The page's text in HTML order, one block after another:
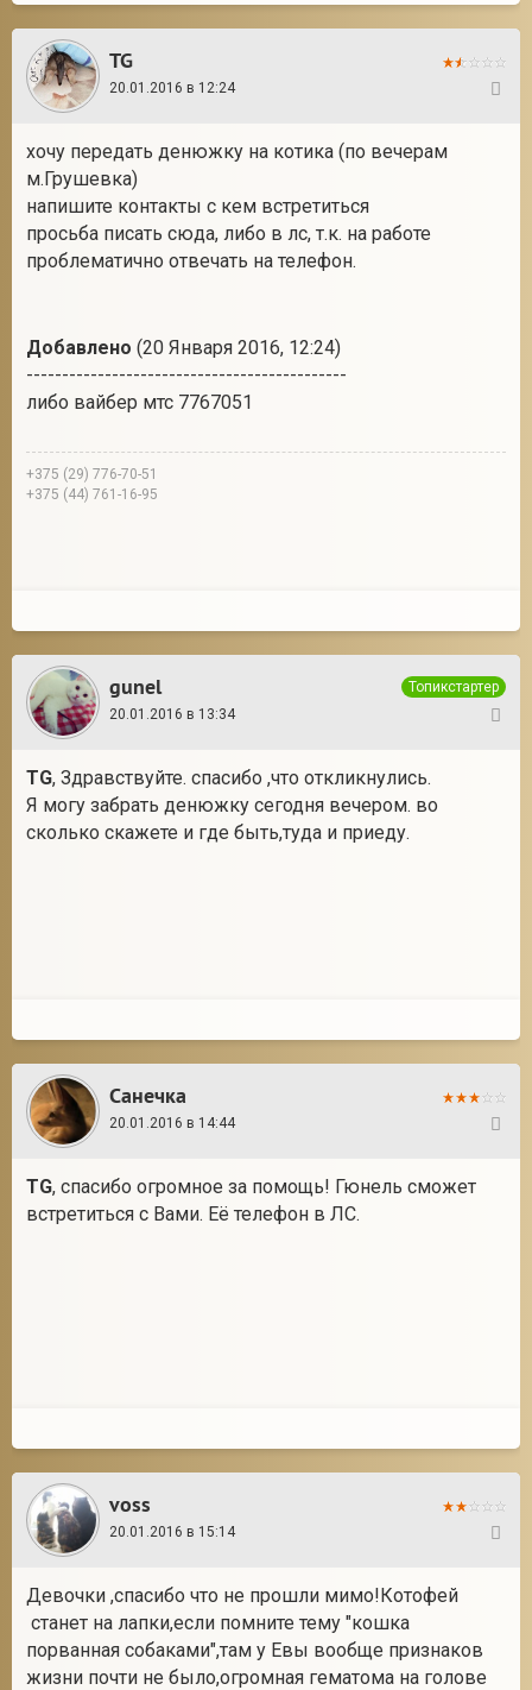
TG
20.01.2016 в 12:24
хочу передать денюжку на котика (по вечерам
м.Грушевка)
напишите контакты с кем встретиться
просьба писать сюда, либо в лс, т.к. на работе
проблематично отвечать на телефон.
Добавлено (20 Января 2016, 12:24)
---------------------------------------------
либо вайбер мтс 7767051
+375 (29) 776-70-51
+375 (44) 761-16-95
gunel
Топикстартер
20.01.2016 в 13:34
TG, Здравствуйте. спасибо ,что откликнулись.
Я могу забрать денюжку сегодня вечером. во
сколько скажете и где быть,туда и приеду.
Санечка
20.01.2016 в 14:44
TG, спасибо огромное за помощь! Гюнель сможет
встретиться с Вами. Её телефон в ЛС.
voss
20.01.2016 в 15:14
Девочки ,спасибо что не прошли мимо!Котофей
станет на лапки,если помните тему "кошка
порванная собаками",там у Евы вообще признаков
жизни почти не было,огромная гематома на голове